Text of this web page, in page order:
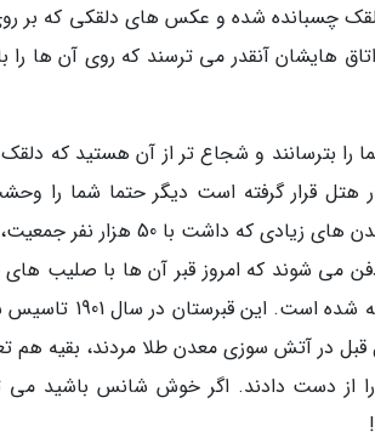
چسبانده شده و عکس های دلقکی که بر
هایشان آنقدر می ترسند که روی آن ها
را بترسانند و شجاع تر از آن هستید که
هتل قرار گرفته است دیگر حتما شما را
دفن می شوند که امروز قبر آن ها با صلیب
ها معدنچی هایی بودند که 104 سال قبل در آتش سوزی معدن طلا
آمیز سال 1902 جان خود را از دست دادند. اگر خوش شانس